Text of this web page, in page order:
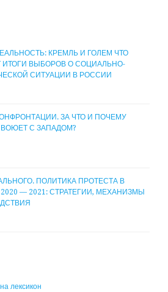
КРЕМЛЬ И ГОЛЕМ ЧТО
ИТОГИ ВЫБОРОВ О СОЦИАЛЬНО-
СИТУАЦИИ В РОССИИ
ЗА ЧТО И ПОЧЕМУ
С ЗАПАДОМ?
ПОЛИТИКА ПРОТЕСТА В
— 2021: СТРАТЕГИИ, МЕХАНИЗМЫ
лексикон